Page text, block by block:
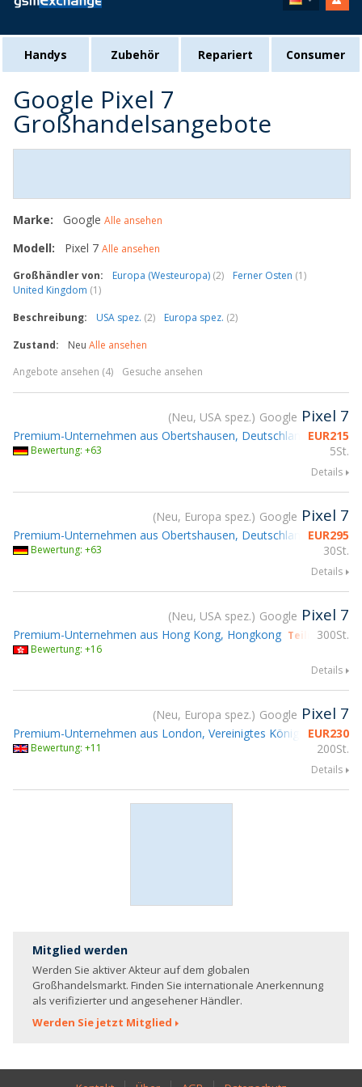
Handys Zubehör Repariert Consumer
Google Pixel 7
Großhandelsangebote
Marke: Google Alle ansehen
Modell: Pixel 7 Alle ansehen
Großhändler von:
Europa (Westeuropa) (2) Ferner Osten (1)
United Kingdom (1)
Beschreibung:
USA spez. (2) Europa spez. (2)
Zustand:
Neu Alle ansehen
Angebote ansehen (4)
Gesuche ansehen
Neu, USA spez. Google Pixel 7
EUR215
5St.
Premium-Unternehmen aus Obertshausen, Deutschland
Bewertung: +63
Details
Neu, Europa spez. Google Pixel 7
EUR295
30St.
Premium-Unternehmen aus Obertshausen, Deutschland
Bewertung: +63
Details
Neu, USA spez. Google Pixel 7
300St.
Premium-Unternehmen aus Hong Kong, Hongkong Teilnahme
Bewertung: +16
Details
Neu, Europa spez. Google Pixel 7
EUR230
200St.
Premium-Unternehmen aus London, Vereinigtes Königreich
Bewertung: +11
Details
Mitglied werden
Werden Sie aktiver Akteur auf dem globalen
Großhandelsmarkt. Finden Sie internationale Anerkennung
als verifizierter und angesehener Händler.
Werden Sie jetzt Mitglied